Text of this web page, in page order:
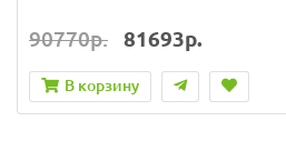
90770р. 81693р.
В корзину